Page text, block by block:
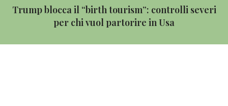
Trump blocca il “birth tourism”: controlli severi
per chi vuol partorire in Usa